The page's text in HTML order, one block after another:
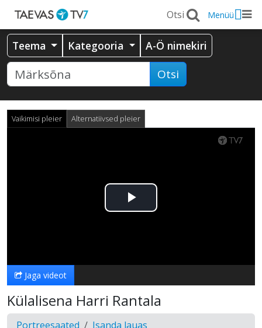
Menüü
Teema Kategooria A-Ö nimekiri
Otsi
Vaikimisi pleier Alternatiivsed pleier
Esita
Jaga videot
Külalisena Harri Rantala
Portreesaated Isanda lauas